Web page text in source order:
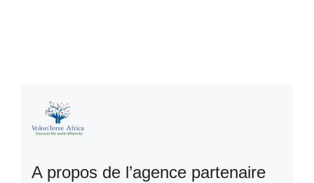
A propos de l’agence partenaire